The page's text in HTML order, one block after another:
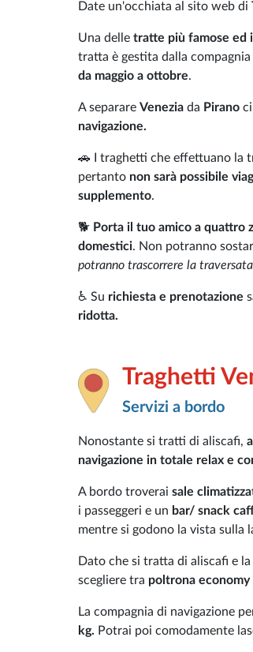
Date un'occhiata al sito web di
Una delle tratte più famose ed
tratta è gestita dalla compagnia
da maggio a ottobre.
A separare Venezia da Pirano
navigazione.
🚗 I traghetti che effettuano la
pertanto non sarà possibile
supplemento.
🐕 Porta il tuo amico a quattro
domestici. Non potranno
potranno trascorrere la
♿ Su richiesta e prenotazione
ridotta.
Traghetti
Servizi a bordo
Nonostante si tratti di aliscafi,
navigazione in totale relax e
A bordo troverai sale
i passeggeri e un bar/ snack
mentre si godono la vista sulla
Dato che si tratta di aliscafi e
scegliere tra poltrona economy
La compagnia di navigazione
kg. Potrai poi comodamente